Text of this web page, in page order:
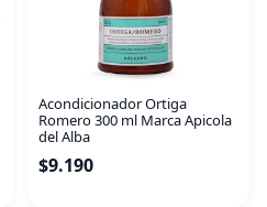
sal añadida y de siliconas por
sometido a tratamientos
Acondicionador Ortiga
Romero 300 ml Marca Apicola
del Alba
$9.190